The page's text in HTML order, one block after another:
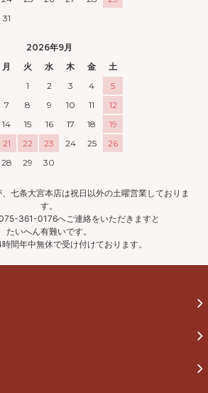
31
2026年9月
月 火 水 木 金
土
1
2 3 4
5
7 8 9 10 11
12
14 15 16 17 18
19
21 22 23 24 25
26
28 29 30
七条大宮本店は祝日以外の土曜営業しておりま
す。
361-0176へご連絡をいただきますと
たいへん有難いです。
間年中無休で受け付けております。